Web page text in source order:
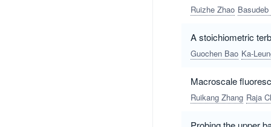
Ruizhe Zhao
A stoichiometric
Guochen Bao Ka-
Macroscale
Ruikang Zhang Raja